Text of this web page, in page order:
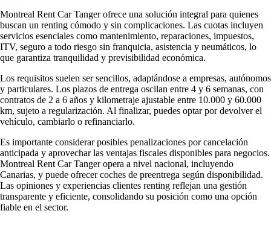
Montreal Rent Car Tanger ofrece una solución integral para quienes
buscan un renting cómodo y sin complicaciones. Las cuotas incluyen
servicios esenciales como mantenimiento, reparaciones, impuestos,
ITV, seguro a todo riesgo sin franquicia, asistencia y neumáticos, lo
que garantiza tranquilidad y previsibilidad económica.
Los requisitos suelen ser sencillos, adaptándose a empresas, autónomos
y particulares. Los plazos de entrega oscilan entre 4 y 6 semanas, con
contratos de 2 a 6 años y kilometraje ajustable entre 10.000 y 60.000
km, sujeto a regularización. Al finalizar, puedes optar por devolver el
vehículo, cambiarlo o refinanciarlo.
Es importante considerar posibles penalizaciones por cancelación
anticipada y aprovechar las ventajas fiscales disponibles para negocios.
Montreal Rent Car Tanger opera a nivel nacional, incluyendo
Canarias, y puede ofrecer coches de preentrega según disponibilidad.
Las opiniones y experiencias clientes renting reflejan una gestión
transparente y eficiente, consolidando su posición como una opción
fiable en el sector.